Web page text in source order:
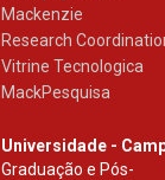
Mackenzie
Research
Vitrine Tecnologica
MackPesquisa
Universidade -
Graduação e Pós-